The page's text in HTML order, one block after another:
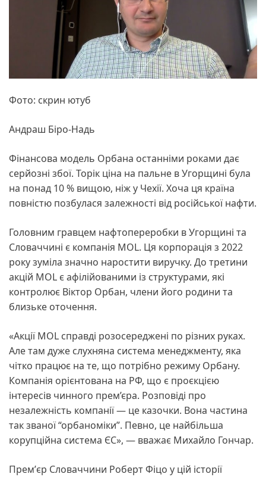
Фото: скрин ютуб
Андраш Біро-Надь
Фінансова модель Орбана останніми роками дає
серйозні збої. Торік ціна на пальне в Угорщині була
на понад 10 % вищою, ніж у Чехії. Хоча ця країна
повністю позбулася залежності від російської нафти.
Головним гравцем нафтопереробки в Угорщині та
Словаччині є компанія MOL. Ця корпорація з 2022
року зуміла значно наростити виручку. До третини
акцій MOL є афілійованими із структурами, які
контролює Віктор Орбан, члени його родини та
близьке оточення.
«Акції MOL справді розосереджені по різних руках.
Але там дуже слухняна система менеджменту, яка
чітко працює на те, що потрібно режиму Орбану.
Компанія орієнтована на РФ, що є проєкцією
інтересів чинного прем’єра. Розповіді про
незалежність компанії — це казочки. Вона частина
так званої “орбаноміки”. Певно, це найбільша
корупційна система ЄС», — вважає Михайло Гончар.
Премʼєр Словаччини Роберт Фіцо у цій історії